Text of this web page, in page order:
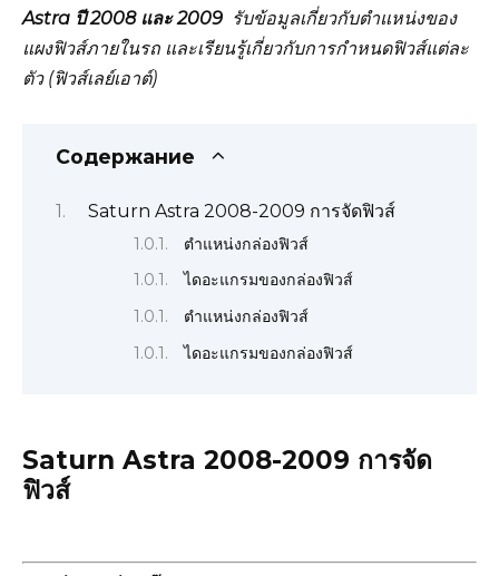
Astra ปี 2008 และ 2009 รับข้อมูลเกี่ยวกับตำแหน่งของ
แผงฟิวส์ภายในรถ และเรียนรู้เกี่ยวกับการกำหนดฟิวส์แต่ละ
ตัว (ฟิวส์เลย์เอาต์)
Содержание
Saturn Astra 2008-2009 การจัดฟิวส์
ตำแหน่งกล่องฟิวส์
ไดอะแกรมของกล่องฟิวส์
ตำแหน่งกล่องฟิวส์
ไดอะแกรมของกล่องฟิวส์
Saturn Astra 2008-2009 การจัด
ฟิวส์